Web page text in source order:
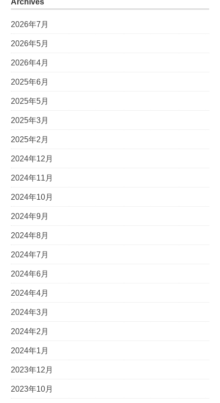
Archives
2026年7月
2026年5月
2026年4月
2025年6月
2025年5月
2025年3月
2025年2月
2024年12月
2024年11月
2024年10月
2024年9月
2024年8月
2024年7月
2024年6月
2024年4月
2024年3月
2024年2月
2024年1月
2023年12月
2023年10月